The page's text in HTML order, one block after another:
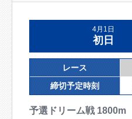
4月1日
初日
レース
締切予定時刻
予選ドリーム戦 1800m